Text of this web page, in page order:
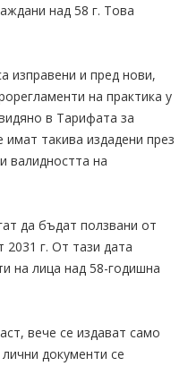
над 58 г. Това
изправени и пред нови,
на практика у
в Тарифата за
такива издадени през
валидността на
да бъдат ползвани от
2031 г. От тази дата
на лица над 58-годишна
вече се издават само
документи се